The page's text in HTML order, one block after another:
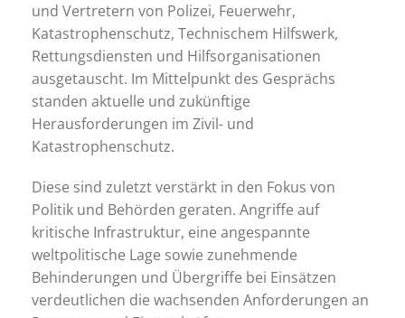
und Vertretern von Polizei, Feuerwehr,
Katastrophenschutz, Technischem Hilfswerk,
Rettungsdiensten und Hilfsorganisationen
ausgetauscht. Im Mittelpunkt des Gesprächs
standen aktuelle und zukünftige
Herausforderungen im Zivil- und
Katastrophenschutz.
Diese sind zuletzt verstärkt in den Fokus von
Politik und Behörden geraten. Angriffe auf
kritische Infrastruktur, eine angespannte
weltpolitische Lage sowie zunehmende
Behinderungen und Übergriffe bei Einsätzen
verdeutlichen die wachsenden Anforderungen an